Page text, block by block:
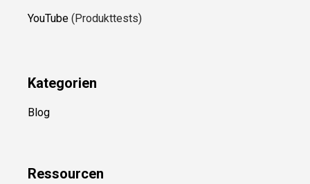
YouTube (Produkttests)
Kategorien
Blog
Ressourcen